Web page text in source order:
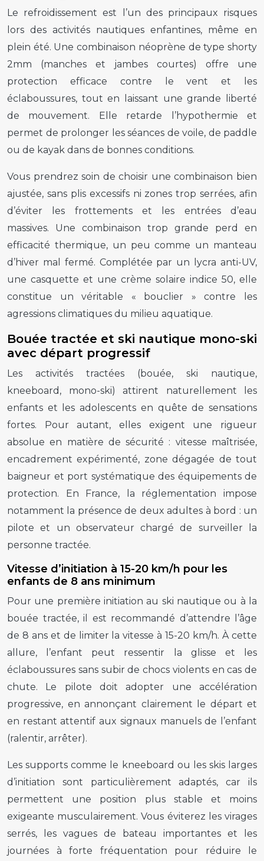
Le refroidissement est l’un des principaux risques
lors des activités nautiques enfantines, même en
plein été. Une combinaison néoprène de type shorty
2mm (manches et jambes courtes) offre une
protection efficace contre le vent et les
éclaboussures, tout en laissant une grande liberté
de mouvement. Elle retarde l’hypothermie et
permet de prolonger les séances de voile, de paddle
ou de kayak dans de bonnes conditions.
Vous prendrez soin de choisir une combinaison bien
ajustée, sans plis excessifs ni zones trop serrées, afin
d’éviter les frottements et les entrées d’eau
massives. Une combinaison trop grande perd en
efficacité thermique, un peu comme un manteau
d’hiver mal fermé. Complétée par un lycra anti-UV,
une casquette et une crème solaire indice 50, elle
constitue un véritable « bouclier » contre les
agressions climatiques du milieu aquatique.
Bouée tractée et ski nautique mono-ski
avec départ progressif
Les activités tractées (bouée, ski nautique,
kneeboard, mono-ski) attirent naturellement les
enfants et les adolescents en quête de sensations
fortes. Pour autant, elles exigent une rigueur
absolue en matière de sécurité : vitesse maîtrisée,
encadrement expérimenté, zone dégagée de tout
baigneur et port systématique des équipements de
protection. En France, la réglementation impose
notamment la présence de deux adultes à bord : un
pilote et un observateur chargé de surveiller la
personne tractée.
Vitesse d’initiation à 15-20 km/h pour les
enfants de 8 ans minimum
Pour une première initiation au ski nautique ou à la
bouée tractée, il est recommandé d’attendre l’âge
de 8 ans et de limiter la vitesse à 15-20 km/h. À cette
allure, l’enfant peut ressentir la glisse et les
éclaboussures sans subir de chocs violents en cas de
chute. Le pilote doit adopter une accélération
progressive, en annonçant clairement le départ et
en restant attentif aux signaux manuels de l’enfant
(ralentir, arrêter).
Les supports comme le kneeboard ou les skis larges
d’initiation sont particulièrement adaptés, car ils
permettent une position plus stable et moins
exigeante musculairement. Vous éviterez les virages
serrés, les vagues de bateau importantes et les
journées à forte fréquentation pour réduire le